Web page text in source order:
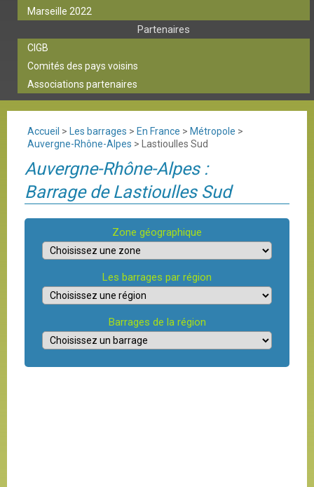
Marseille 2022
Partenaires
CIGB
Comités des pays voisins
Associations partenaires
Accueil > Les barrages > En France > Métropole >
Auvergne-Rhône-Alpes > Lastioulles Sud
Auvergne-Rhône-Alpes :
Barrage de Lastioulles Sud
Zone géographique
Les barrages par région
Barrages de la région